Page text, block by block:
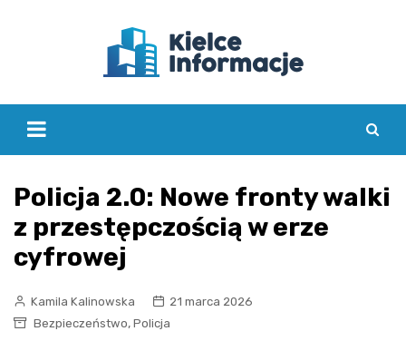
Policja 2.0: Nowe fronty walki
z przestępczością w erze
cyfrowej
Kamila Kalinowska
21 marca 2026
Bezpieczeństwo, Policja